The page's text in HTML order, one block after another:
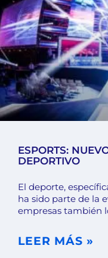
ESPORTS:
DEPORTIVO
El deporte,
ha sido parte de la
empresas también
LEER MÁS »